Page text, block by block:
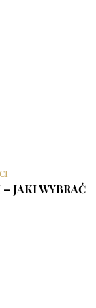
JAKI WYBRAĆ